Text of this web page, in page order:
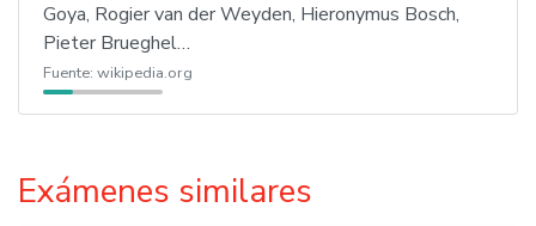
Goya, Rogier van der Weyden, Hieronymus Bosch,
Pieter Brueghel…
Fuente: wikipedia.org
Exámenes similares